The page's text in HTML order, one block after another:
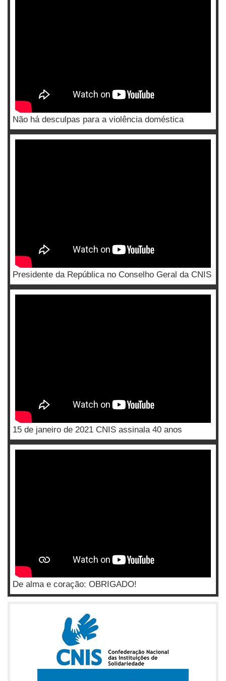
Não há desculpas para a violência doméstica
Presidente da República no Conselho Geral da CNIS
15 de janeiro de 2021 CNIS assinala 40 anos
De alma e coração: OBRIGADO!